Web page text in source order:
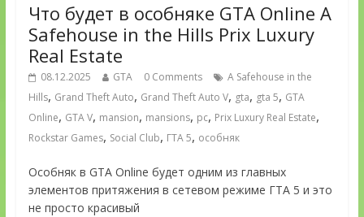
Что будет в особняке GTA Online A
Safehouse in the Hills Prix Luxury
Real Estate
08.12.2025 GTA 0 Comments
A Safehouse in the
Hills, Grand Theft Auto, Grand Theft Auto V, gta, gta 5, GTA
Online, GTA V, mansion, mansions, pc, Prix Luxury Real Estate,
Rockstar Games, Social Club, ГТА 5, особняк
Особняк в GTA Online будет одним из главных
элементов притяжения в сетевом режиме ГТА 5 и это
не просто красивый